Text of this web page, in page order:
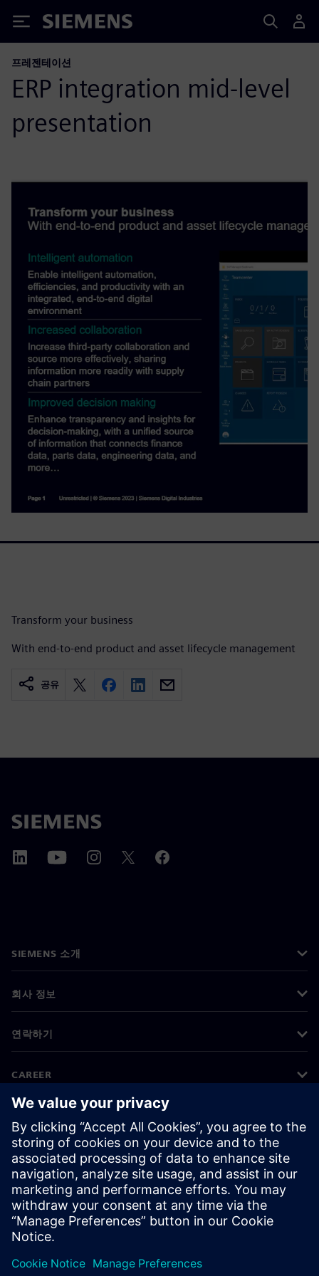
Siemens
프레젠테이션
ERP integration mid-level
presentation
Transform your business ​
With end-to-end product and asset lifecycle management
공유
SIEMENS 소개
회사 정보
연락하기
CAREER
©Siemens 2026
기업 정보
개인정보 처리방침
쿠키 정책
이용 약관